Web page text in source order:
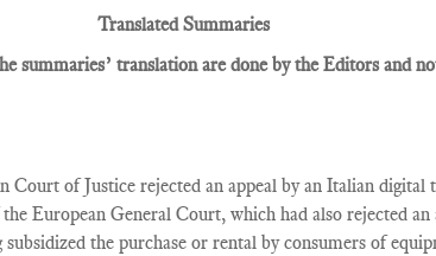
Translated Summaries
summaries’ translation are done by the Editors and
Court of Justice rejected an appeal by an Italian digital
European General Court, which had also rejected an
the purchase or rental by consumers of